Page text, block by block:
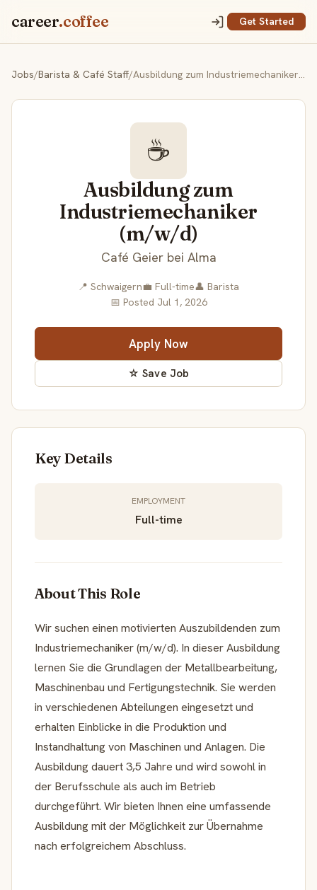
career.coffee Get Started
Jobs/Barista & Café Staff/ Ausbildung zum Industriemechaniker (m/w/d)
☕
Ausbildung zum
Industriemechaniker
(m/w/d)
Café Geier bei Alma
📍 Schwaigern💼 Full-time👤 Barista
📅 Posted Jul 1, 2026
Apply Now
☆ Save Job
Key Details
EMPLOYMENT
Full-time
About This Role
Wir suchen einen motivierten Auszubildenden zum
Industriemechaniker (m/w/d). In dieser Ausbildung
lernen Sie die Grundlagen der Metallbearbeitung,
Maschinenbau und Fertigungstechnik. Sie werden
in verschiedenen Abteilungen eingesetzt und
erhalten Einblicke in die Produktion und
Instandhaltung von Maschinen und Anlagen. Die
Ausbildung dauert 3,5 Jahre und wird sowohl in
der Berufsschule als auch im Betrieb
durchgeführt. Wir bieten Ihnen eine umfassende
Ausbildung mit der Möglichkeit zur Übernahme
nach erfolgreichem Abschluss.